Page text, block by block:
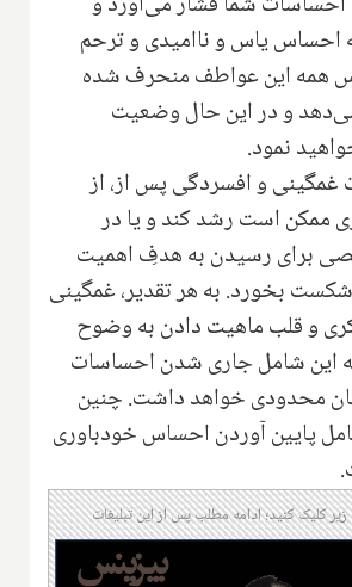
یاس و ناامیدی و ترحم
همه این عواطف منحرف شده
و در این حال وضعیت
نمود.
غمگینی و افسردگی پس از، از
ممکن است رشد کند و یا در
برای رسیدن به هدفِ اهمیت
بخورد‌. به هر تقدیر، غمگینی
و قلب ماهیت دادن به وضوح
این شامل جاری شدن احساسات
محدودی خواهد داشت. چنین
پایین آوردن احساس خودباوری
کلیک کنید؛ ادامه مطلب پس از این تبلیغات